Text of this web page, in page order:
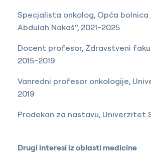
Specjalista onkolog, Opća bolnica
Abdulah Nakaš“, 2021-2025
Docent profesor, Zdravstveni
2015-2019
Vanredni profesor onkologije,
2019
Prodekan za nastavu, Univerzitet
Drugi interesi iz oblasti medicine